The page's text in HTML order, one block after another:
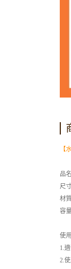
【
品
尺
材
容
使
1.
2.